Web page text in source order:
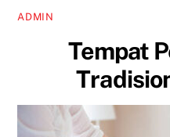
ADMIN
Tempat